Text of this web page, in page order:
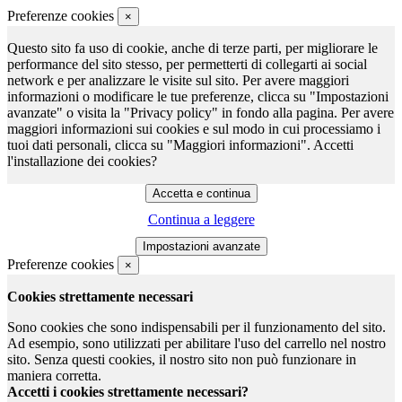
Preferenze cookies ×
Questo sito fa uso di cookie, anche di terze parti, per migliorare le
performance del sito stesso, per permetterti di collegarti ai social
network e per analizzare le visite sul sito. Per avere maggiori
informazioni o modificare le tue preferenze, clicca su "Impostazioni
avanzate" o visita la "Privacy policy" in fondo alla pagina. Per avere
maggiori informazioni sui cookies e sul modo in cui processiamo i
tuoi dati personali, clicca su "Maggiori informazioni". Accetti
l'installazione dei cookies?
Continua a leggere
Preferenze cookies ×
Cookies strettamente necessari
Sono cookies che sono indispensabili per il funzionamento del sito.
Ad esempio, sono utilizzati per abilitare l'uso del carrello nel nostro
sito. Senza questi cookies, il nostro sito non può funzionare in
maniera corretta.
Accetti i cookies strettamente necessari?